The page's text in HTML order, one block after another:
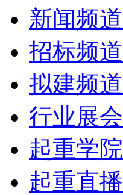
新闻频道
招标频道
拟建频道
行业展会
起重学院
起重直播